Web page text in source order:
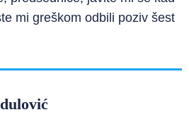
mi greškom odbili poziv šest